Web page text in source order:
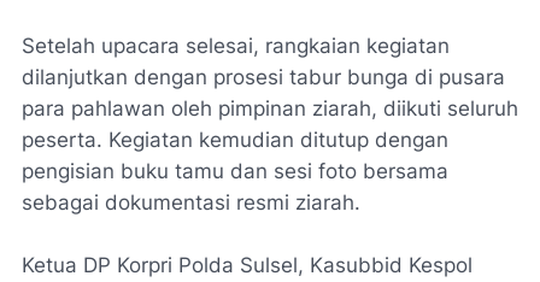
Setelah upacara selesai, rangkaian kegiatan
dilanjutkan dengan prosesi tabur bunga di pusara
para pahlawan oleh pimpinan ziarah, diikuti seluruh
peserta. Kegiatan kemudian ditutup dengan
pengisian buku tamu dan sesi foto bersama
sebagai dokumentasi resmi ziarah.
Ketua DP Korpri Polda Sulsel, Kasubbid Kespol